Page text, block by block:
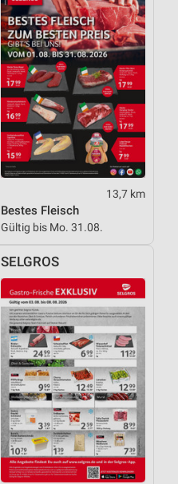
13,7 km
Bestes Fleisch
Gültig bis Mo. 31.08.
SELGROS